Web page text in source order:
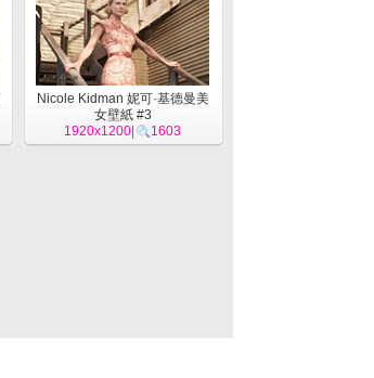
Nicole Kidman 妮可·基德曼美
女壁紙 #3
1920x1200
1603